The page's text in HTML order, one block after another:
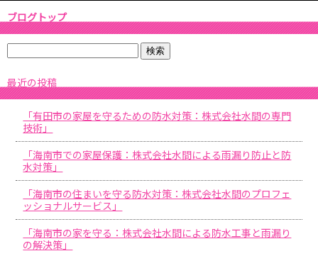
ブログトップ
最近の投稿
「有田市の家屋を守るための防水対策：株式会社水間の専門
技術」
「海南市での家屋保護：株式会社水間による雨漏り防止と防
水対策」
「海南市の住まいを守る防水対策：株式会社水間のプロフェ
ッショナルサービス」
「海南市の家を守る：株式会社水間による防水工事と雨漏り
の解決策」